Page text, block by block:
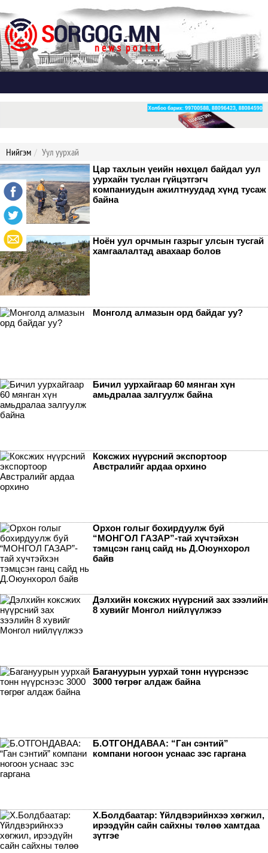
Нийгэм Уул уурхай
Цар тахлын үеийн нөхцөл байдал уул
уурхайн туслан гүйцэтгэгч
компаниудын ажилтнуудад хүнд тусаж
байна
Ноён уул орчмын газрыг улсын тусгай
хамгаалалтад авахаар болов
Монголд алмазын орд байдаг уу?
Бичил уурхайгаар 60 мянган хүн
амьдралаа залгуулж байна
Коксжих нүүрсний экспортоор
Австралийг ардаа орхино
Орхон голыг бохирдуулж буй
“МОНГОЛ ГАЗАР”-тай хүчтэйхэн
тэмцсэн ганц сайд нь Д.Оюунхорол
байв
Дэлхийн коксжих нүүрсний зах зээлийн
8 хувийг Монгол нийлүүлжээ
Багануурын уурхай тонн нүүрснээс
3000 төгрөг алдаж байна
Б.ОТГОНДАВАА: “Ган сэнтий”
компани ногоон уснаас зэс гаргана
Х.Болдбаатар: Үйлдвэрийнхээ хөгжил,
ирээдүйн сайн сайхны төлөө хамтдаа
зүтгэе